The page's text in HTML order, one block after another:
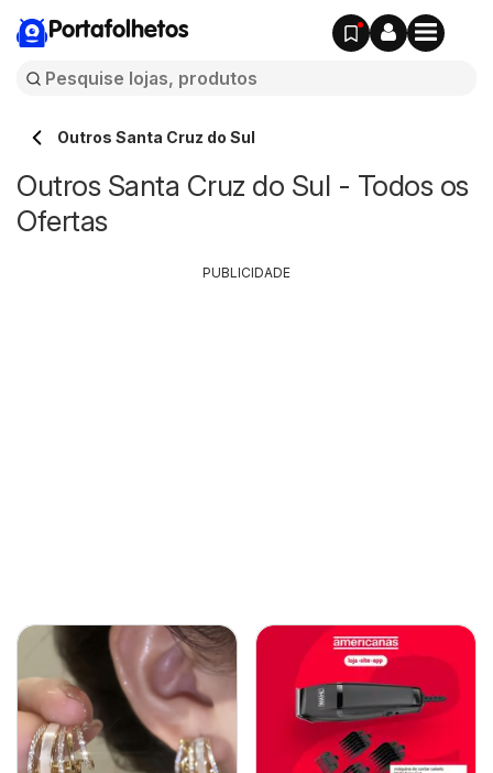
Portafolhetos
Outros Santa Cruz do Sul
Outros Santa Cruz do Sul - Todos os
Ofertas
PUBLICIDADE